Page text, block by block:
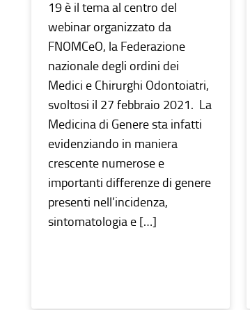
19 è il tema al centro del
webinar organizzato da
FNOMCeO, la Federazione
nazionale degli ordini dei
Medici e Chirurghi Odontoiatri,
svoltosi il 27 febbraio 2021. La
Medicina di Genere sta infatti
evidenziando in maniera
crescente numerose e
importanti differenze di genere
presenti nell’incidenza,
sintomatologia e […]